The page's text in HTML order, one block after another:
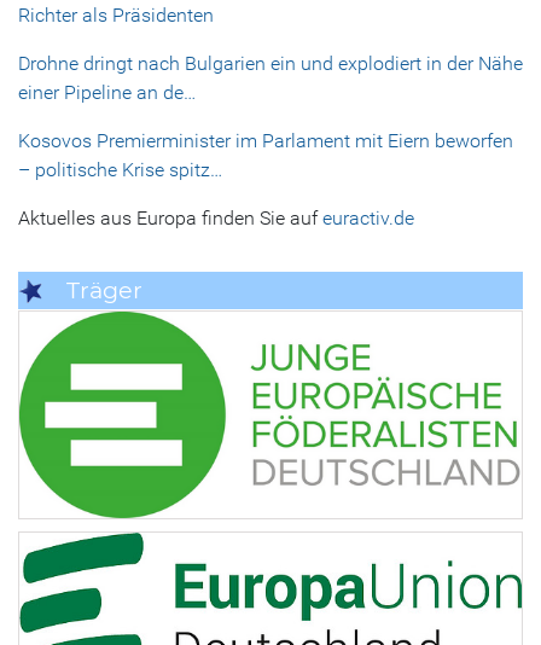
Richter als Präsidenten
Drohne dringt nach Bulgarien ein und explodiert in der Nähe
einer Pipeline an de…
Kosovos Premierminister im Parlament mit Eiern beworfen
– politische Krise spitz…
Aktuelles aus Europa finden Sie aufeuractiv.de
Träger